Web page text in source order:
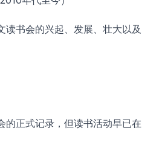
读书会的兴起、发展、壮大以及
的正式记录，但读书活动早已在